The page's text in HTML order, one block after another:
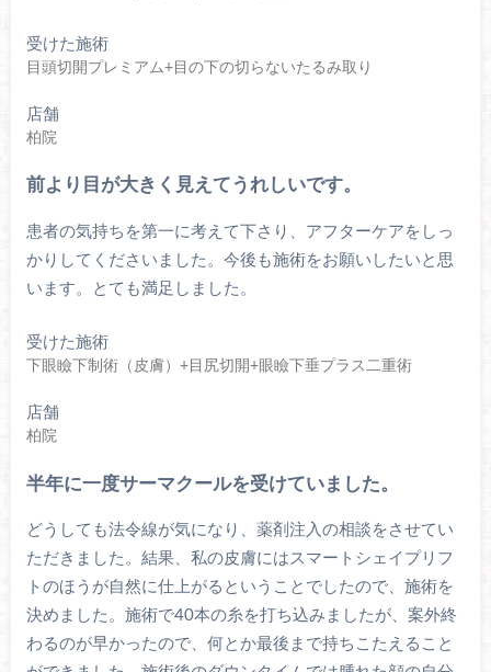
受けた施術
目頭切開プレミアム+目の下の切らないたるみ取り
店舗
柏院
前より目が大きく見えてうれしいです。
患者の気持ちを第一に考えて下さり、アフターケアをしっ
かりしてくださいました。今後も施術をお願いしたいと思
います。とても満足しました。
受けた施術
下眼瞼下制術（皮膚）+目尻切開+眼瞼下垂プラス二重術
店舗
柏院
半年に一度サーマクールを受けていました。
どうしても法令線が気になり、薬剤注入の相談をさせてい
ただきました。結果、私の皮膚にはスマートシェイプリフ
トのほうが自然に仕上がるということでしたので、施術を
決めました。施術で40本の糸を打ち込みましたが、案外終
わるのが早かったので、何とか最後まで持ちこたえること